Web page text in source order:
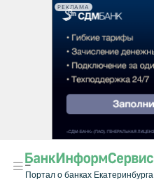
РЕКЛАМА
Портал о банках Екатеринбурга